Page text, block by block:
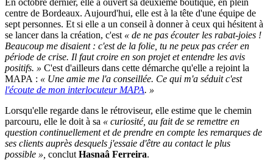
centre de Bordeaux. Aujourd'hui, elle est à la tête d'une équipe de
sept personnes. Et si elle a un conseil à donner à ceux qui hésitent à
se lancer dans la création, c'est « de ne pas écouter les rabat-joies !
Beaucoup me disaient : c'est de la folie, tu ne peux pas créer en
période de crise. Il faut croire en son projet et entendre les avis
positifs. » C'est d'ailleurs dans cette démarche qu'elle a rejoint la
MAPA : « Une amie me l'a conseillée. Ce qui m'a séduit c'est
l'écoute de mon interlocuteur MAPA. »
Lorsqu'elle regarde dans le rétroviseur, elle estime que le chemin
parcouru, elle le doit à sa « curiosité, au fait de se remettre en
question continuellement et de prendre en compte les remarques de
ses clients auprès desquels j'essaie d'être au contact le plus
possible », conclut Hasnaâ Ferreira.